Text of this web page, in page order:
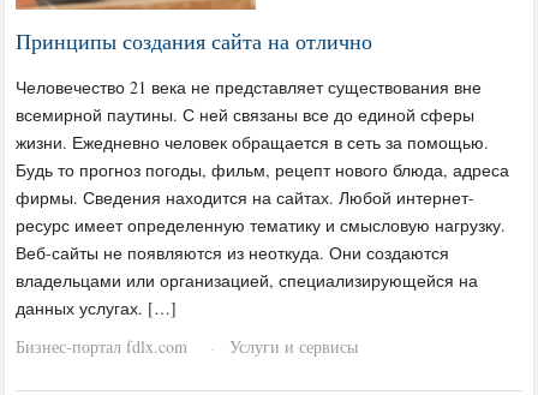
Принципы создания сайта на отлично
Человечество 21 века не представляет существования вне
всемирной паутины. С ней связаны все до единой сферы
жизни. Ежедневно человек обращается в сеть за помощью.
Будь то прогноз погоды, фильм, рецепт нового блюда, адреса
фирмы. Сведения находится на сайтах. Любой интернет-
ресурс имеет определенную тематику и смысловую нагрузку.
Веб-сайты не появляются из неоткуда. Они создаются
владельцами или организацией, специализирующейся на
данных услугах. […]
Бизнес-портал fdlx.com
· Услуги и сервисы